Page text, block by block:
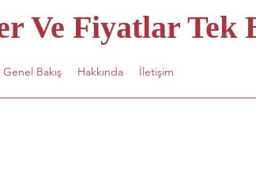
Ve Fiyatlar Tek
Genel Bakış Hakkında İletişim